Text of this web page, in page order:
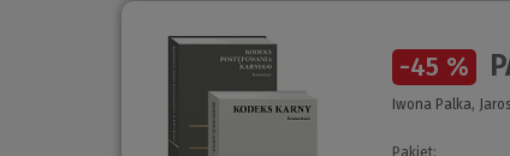
-45 %
Iwona Palka,